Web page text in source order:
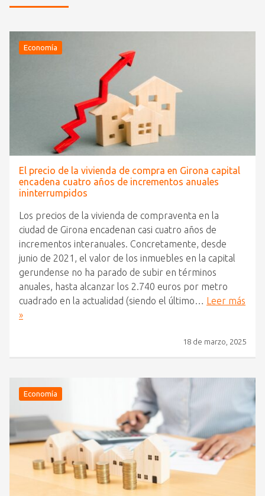
Economía
El precio de la vivienda de compra en Girona capital
encadena cuatro años de incrementos anuales
ininterrumpidos
Los precios de la vivienda de compraventa en la
ciudad de Girona encadenan casi cuatro años de
incrementos interanuales. Concretamente, desde
junio de 2021, el valor de los inmuebles en la capital
gerundense no ha parado de subir en términos
anuales, hasta alcanzar los 2.740 euros por metro
cuadrado en la actualidad (siendo el último…
Leer más
»
18 de marzo, 2025
Economía